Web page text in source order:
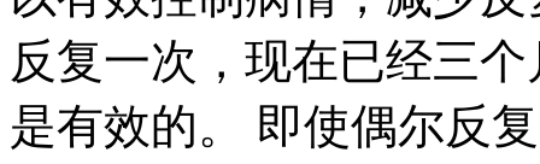
反复一次，现在已经三
是有效的。 即使偶尔反